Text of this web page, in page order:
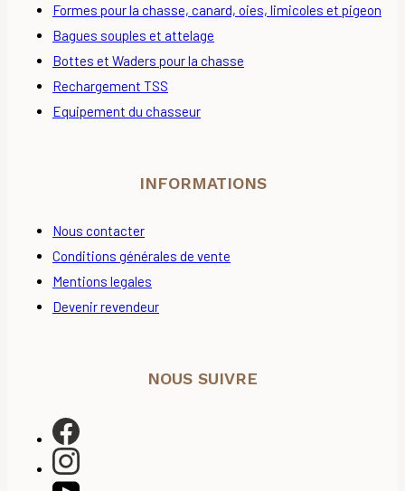
Formes pour la chasse, canard, oies, limicoles et pigeon
Bagues souples et attelage
Bottes et Waders pour la chasse
Rechargement TSS
Equipement du chasseur
INFORMATIONS
Nous contacter
Conditions générales de vente
Mentions legales
Devenir revendeur
NOUS SUIVRE